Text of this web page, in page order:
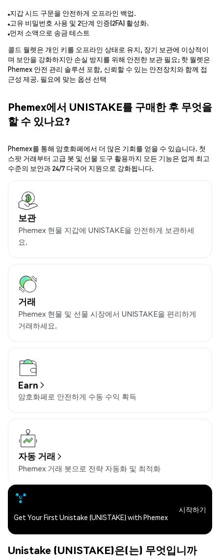
지갑 시드 구문을 안전하게 오프라인 백업.
고유 비밀번호 사용 및 2단계 인증(2FA) 활성화.
먼저 소액으로 송금 테스트
콜드 월렛은 개인 키를 오프라인 상태로 유지, 장기 보관에 이상적이
며 보안을 강화하지만 손실 방지를 위해 안전한 보관 필요; 핫 월렛은
Phemex 안전 관리 솔루션 포함, 신뢰할 수 있는 안전장치와 함께 접
근성 제공. 필요에 맞는 옵션 선택
Phemex에서 UNISTAKE를 구매한 후 무엇을
할 수 있나요?
Phemex를 통해 암호화폐에서 더 많은 기회를 얻을 수 있습니다. 첫
스팟 거래부터 고급 봇 및 선물 도구 활용까지 모든 기능은 업계 최고
수준의 보안과 24/7 다국어 지원으로 강화됩니다.
보관
Phemex 현물 지갑에 UNISTAKE을 안전하게 보관하세
요.
거래
Phemex 현물 및 선물 시장에서 UNISTAKE을 편리하게
거래하세요.
Earn
암호화폐로 안전하게 수동 수익 획득
자동 거래
Phemex 거래 봇으로 전략 자동화 및 최적화
Get Your First Unistake (UNISTAKE) with Phemex
시작하기
Unistake (UNISTAKE)은(는) 무엇입니까